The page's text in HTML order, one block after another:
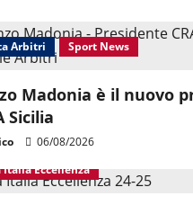
Arbitri Sport News
Madonia è il nuovo
Sicilia
06/08/2026
Italia Eccellenza